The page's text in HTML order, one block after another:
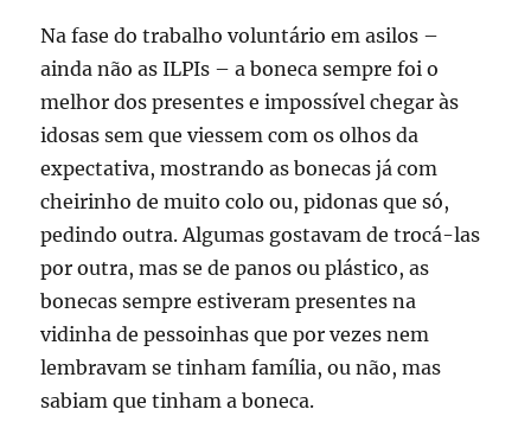
Na fase do trabalho voluntário em asilos –
ainda não as ILPIs – a boneca sempre foi o
melhor dos presentes e impossível chegar às
idosas sem que viessem com os olhos da
expectativa, mostrando as bonecas já com
cheirinho de muito colo ou, pidonas que só,
pedindo outra. Algumas gostavam de trocá-las
por outra, mas se de panos ou plástico, as
bonecas sempre estiveram presentes na
vidinha de pessoinhas que por vezes nem
lembravam se tinham família, ou não, mas
sabiam que tinham a boneca.